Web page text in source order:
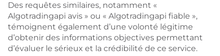
Des requêtes similaires, notamment «
Algotradingapi avis » ou « Algotradingapi fiable »,
témoignent également d’une volonté légitime
d’obtenir des informations objectives permettant
d’évaluer le sérieux et la crédibilité de ce service.